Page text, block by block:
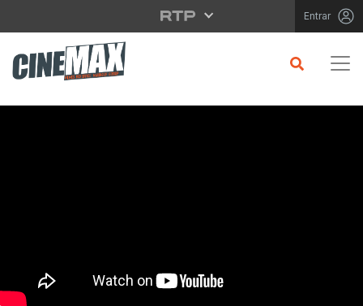
Saltar para o conteúdo principal Entrar
Filme em Cartaz